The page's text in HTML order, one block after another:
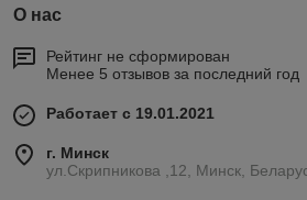
О нас
Рейтинг не сформирован
Менее 5 отзывов за последний год
Работает с 19.01.2021
г. Минск
ул.Скрипникова ,12, Минск,